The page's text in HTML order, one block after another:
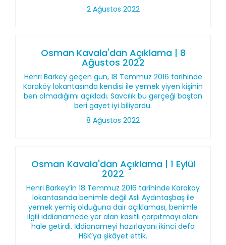
2 Ağustos 2022
Osman Kavala'dan Açıklama | 8
Ağustos 2022
Henri Barkey geçen gün, 18 Temmuz 2016 tarihinde
Karaköy lokantasında kendisi ile yemek yiyen kişinin
ben olmadığımı açıkladı. Savcılık bu gerçeği baştan
beri gayet iyi biliyordu.
8 Ağustos 2022
Osman Kavala'dan Açıklama | 1 Eylül
2022
Henri Barkey’in 18 Temmuz 2016 tarihinde Karaköy
lokantasında benimle değil Aslı Aydıntaşbaş ile
yemek yemiş olduğuna dair açıklaması, benimle
ilgili iddianamede yer alan kasıtlı çarpıtmayı aleni
hale getirdi. İddianameyi hazırlayanı ikinci defa
HSK’ya şikâyet ettik.